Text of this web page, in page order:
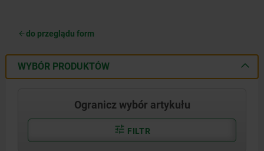
do przeglądu form
WYBÓR PRODUKTÓW
Ogranicz wybór artykułu
FILTR